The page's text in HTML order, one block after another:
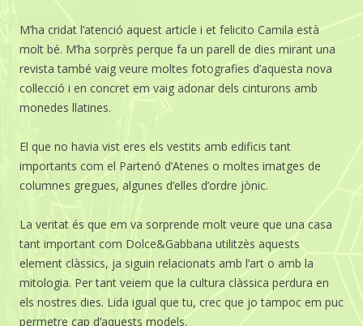
M’ha cridat l’atenció aquest article i et felicito Camila està
molt bé. M’ha sorprès perque fa un parell de dies mirant una
revista també vaig veure moltes fotografies d’aquesta nova
col·lecció i en concret em vaig adonar dels cinturons amb
monedes llatines.
El que no havia vist eres els vestits amb edificis tant
importants com el Partenó d’Atenes o moltes imatges de
columnes gregues, algunes d’elles d’ordre jònic.
La veritat és que em va sorprende molt veure que una casa
tant important com Dolce&Gabbana utilitzès aquests
element clàssics, ja siguin relacionats amb l’art o amb la
mitologia. Per tant veiem que la cultura clàssica perdura en
els nostres dies. Lida igual que tu, crec que jo tampoc em puc
permetre cap d’aquests models.